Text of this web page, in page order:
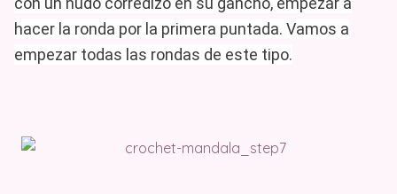
hacer la ronda por la primera puntada. Vamos a
empezar todas las rondas de este tipo.